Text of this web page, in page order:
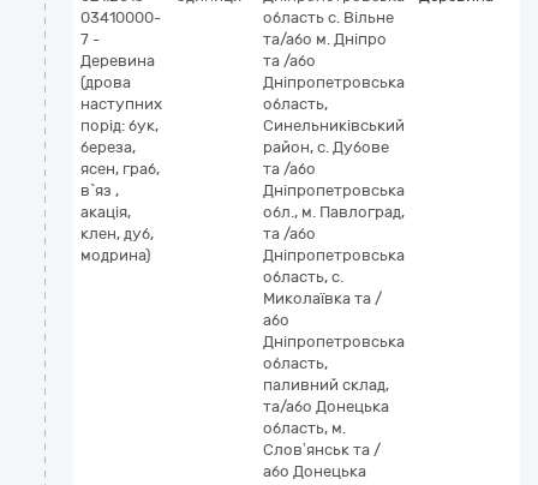
03410000-
7 -
Деревина
(дрова
наступних
порід: бук,
береза,
ясен, граб,
в`яз ,
акація,
клен, дуб,
модрина)
область с. Вільне
та/або м. Дніпро
та /або
Дніпропетровська
область,
Синельниківський
район, с. Дубове
та /або
Дніпропетровська
обл., м. Павлоград,
та /або
Дніпропетровська
область, с.
Миколаївка та /
або
Дніпропетровська
область,
паливний склад,
та/або Донецька
область, м.
Словʼянськ та /
або Донецька